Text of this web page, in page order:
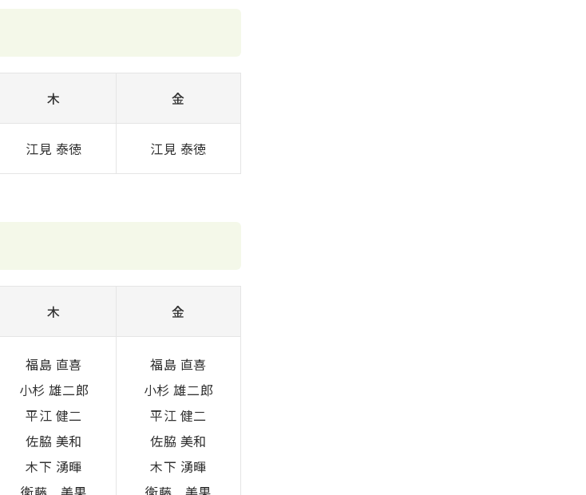
木 金
江見 泰徳 江見 泰徳
木 金
福島 直喜
小杉 雄二郎
平江 健二
佐脇 美和
木下 湧暉
福島 直喜
小杉 雄二郎
平江 健二
佐脇 美和
木下 湧暉